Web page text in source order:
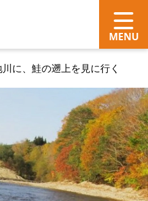
に、鮭の遡上を見に行く